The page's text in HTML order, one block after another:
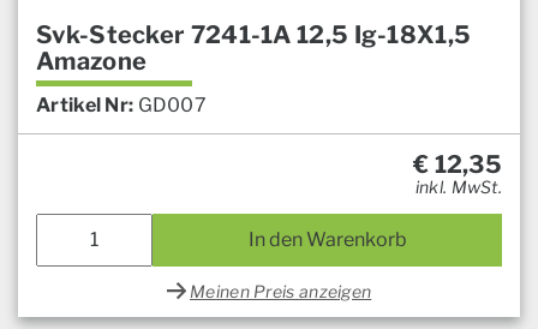
Svk-Stecker 7241-1A 12,5 Ig-18X1,5
Amazone
Artikel Nr: GD007
€ 12,35
inkl. MwSt.
In den Warenkorb
Meinen Preis anzeigen